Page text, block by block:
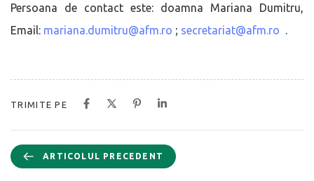
Persoana de contact este: doamna Mariana Dumitru,
Email: mariana.dumitru@afm.ro ; secretariat@afm.ro .
TRIMITE PE
ARTICOLUL PRECEDENT